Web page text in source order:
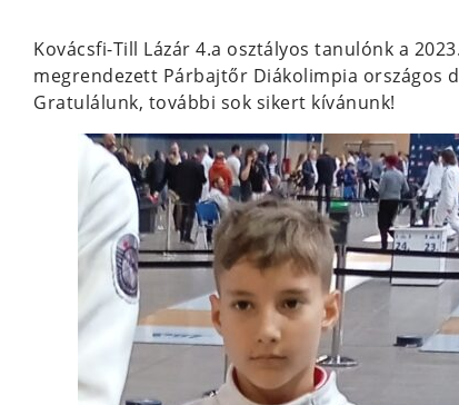
Kovácsfi-Till Lázár 4.a osztályos tanulónk a
megrendezett Párbajtőr Diákolimpia országos
Gratulálunk, további sok sikert kívánunk!